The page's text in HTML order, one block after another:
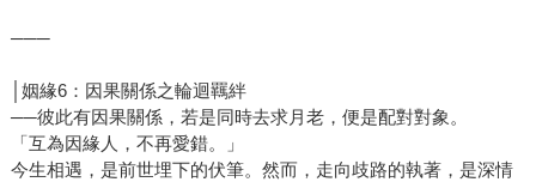
───
│姻緣6：因果關係之輪迴羈絆
──彼此有因果關係，若是同時去求月老，便是配對對象。
「互為因緣人，不再愛錯。」
今生相遇，是前世埋下的伏筆。然而，走向歧路的執著，是深情